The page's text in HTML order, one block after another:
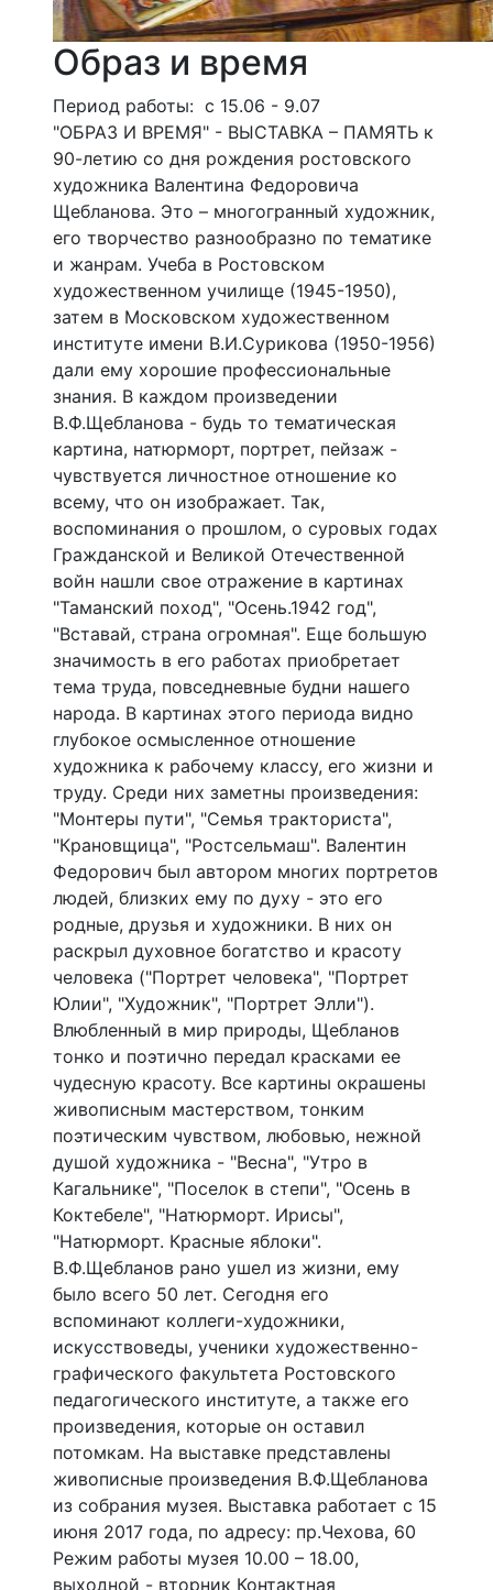
Образ и время
Период работы: с 15.06 - 9.07
"ОБРАЗ И ВРЕМЯ" - ВЫСТАВКА – ПАМЯТЬ к
90-летию со дня рождения ростовского
художника Валентина Федоровича
Щебланова. Это – многогранный художник,
его творчество разнообразно по тематике
и жанрам. Учеба в Ростовском
художественном училище (1945-1950),
затем в Московском художественном
институте имени В.И.Сурикова (1950-1956)
дали ему хорошие профессиональные
знания. В каждом произведении
В.Ф.Щебланова - будь то тематическая
картина, натюрморт, портрет, пейзаж -
чувствуется личностное отношение ко
всему, что он изображает. Так,
воспоминания о прошлом, о суровых годах
Гражданской и Великой Отечественной
войн нашли свое отражение в картинах
"Таманский поход", "Осень.1942 год",
"Вставай, страна огромная". Еще большую
значимость в его работах приобретает
тема труда, повседневные будни нашего
народа. В картинах этого периода видно
глубокое осмысленное отношение
художника к рабочему классу, его жизни и
труду. Среди них заметны произведения:
"Монтеры пути", "Семья тракториста",
"Крановщица", "Ростсельмаш". Валентин
Федорович был автором многих портретов
людей, близких ему по духу - это его
родные, друзья и художники. В них он
раскрыл духовное богатство и красоту
человека ("Портрет человека", "Портрет
Юлии", "Художник", "Портрет Элли").
Влюбленный в мир природы, Щебланов
тонко и поэтично передал красками ее
чудесную красоту. Все картины окрашены
живописным мастерством, тонким
поэтическим чувством, любовью, нежной
душой художника - "Весна", "Утро в
Кагальнике", "Поселок в степи", "Осень в
Коктебеле", "Натюрморт. Ирисы",
"Натюрморт. Красные яблоки".
В.Ф.Щебланов рано ушел из жизни, ему
было всего 50 лет. Сегодня его
вспоминают коллеги-художники,
искусствоведы, ученики художественно-
графического факультета Ростовского
педагогического институте, а также его
произведения, которые он оставил
потомкам. На выставке представлены
живописные произведения В.Ф.Щебланова
из собрания музея. Выставка работает с 15
июня 2017 года, по адресу: пр.Чехова, 60
Режим работы музея 10.00 – 18.00,
выходной - вторник Контактная